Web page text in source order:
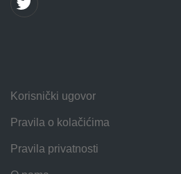
Korisnički ugovor
Pravila o kolačićima
Pravila privatnosti